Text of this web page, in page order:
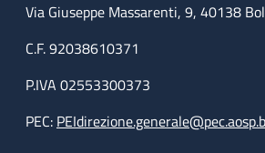
Via Giuseppe Massarenti, 9, 40138
C.F. 92038610371
P.IVA 02553300373
PEC: